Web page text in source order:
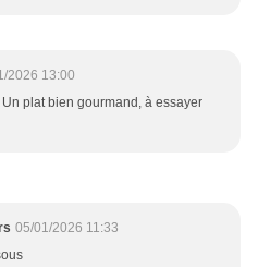
2026 13:00
plat bien gourmand, à essayer
05/01/2026 11:33